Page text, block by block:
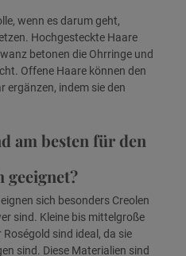
wenn es darum geht,
Hochgesteckte Haare
betonen die Ohrringe und
Offene Haare können den
ergänzen, indem sie den
am besten für den
geeignet?
sich besonders Creolen
sind. Kleine bis mittelgroße
Roségold sind ideal, da sie
sind. Diese Materialien sind